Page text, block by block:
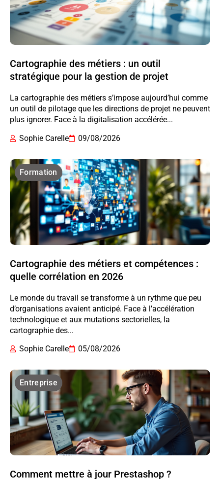
Cartographie des métiers : un outil
stratégique pour la gestion de projet
La cartographie des métiers s’impose aujourd’hui comme
un outil de pilotage que les directions de projet ne peuvent
plus ignorer. Face à la digitalisation accélérée...
Sophie Carelle
09/08/2026
Formation
Cartographie des métiers et compétences :
quelle corrélation en 2026
Le monde du travail se transforme à un rythme que peu
d’organisations avaient anticipé. Face à l’accélération
technologique et aux mutations sectorielles, la
cartographie des...
Sophie Carelle
05/08/2026
Entreprise
Comment mettre à jour Prestashop ?